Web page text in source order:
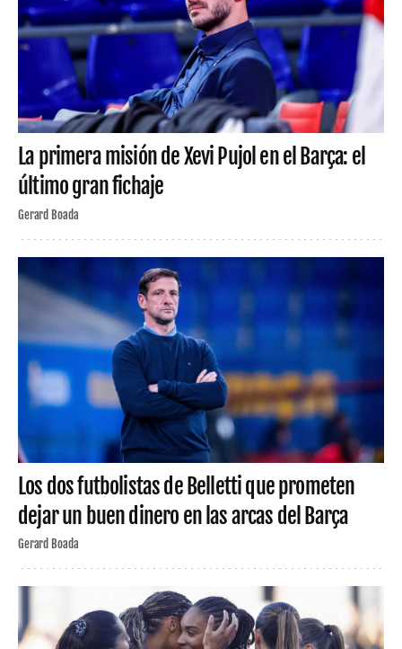
La primera misión de Xevi Pujol en el Barça: el
último gran fichaje
Gerard Boada
Los dos futbolistas de Belletti que prometen
dejar un buen dinero en las arcas del Barça
Gerard Boada